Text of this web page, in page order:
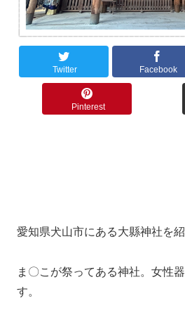
Twitter Facebook
Pinterest
愛知県犬山市にある大縣神社を紹
ま〇こが祭ってある神社。女性
す。